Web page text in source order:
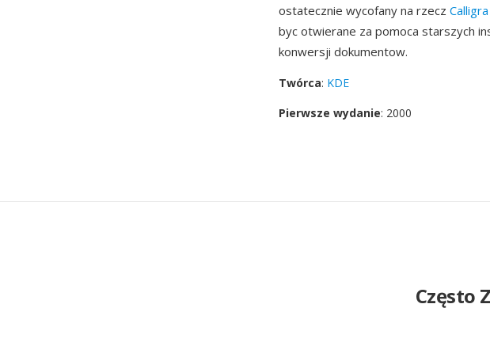
ostatecznie wycofany na rzecz
byc otwierane za pomoca starszych
konwersji dokumentow.
Twórca: KDE
Pierwsze wydanie: 2000
Często